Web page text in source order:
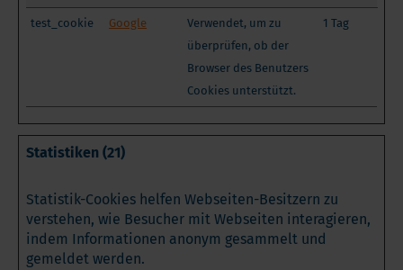
test_cookie Google
Verwendet, um zu
überprüfen, ob der
Browser des Benutzers
Cookies unterstützt.
1 Tag
Statistiken (21)
Statistik-Cookies helfen Webseiten-Besitzern zu
verstehen, wie Besucher mit Webseiten interagieren,
indem Informationen anonym gesammelt und
gemeldet werden.